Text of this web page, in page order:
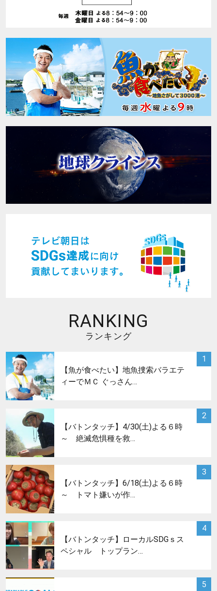
RANKING
ランキング
1
サムネイル
【魚が食べたい】地魚捜索バラエテ
ィーでＭＣ ぐっさん…
2
【バトンタッチ】4/30(土)よる６時
～ 絶滅危惧種を救…
3
【バトンタッチ】6/18(土)よる６時
～ トマト嫌いが作…
4
サムネイル
【バトンタッチ】ローカルSDGｓス
ペシャル トップラン…
5
サムネイル